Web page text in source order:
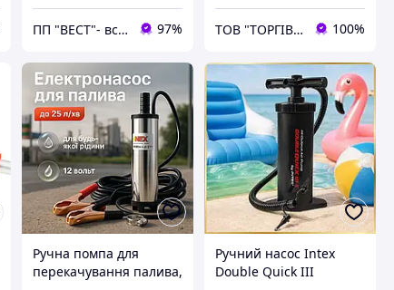
ПП "ВЕСТ"- все для зварки, спецодяг та взуття, пожежна безпека, покрівельні матеріали. 97% ТОВ "ТОРГІВЕЛЬНИЙ ДІМ" "ПРОМОІЛ" 100%
Ручна помпа для
перекачування палива,
Ручний насос Intex
Double Quick III